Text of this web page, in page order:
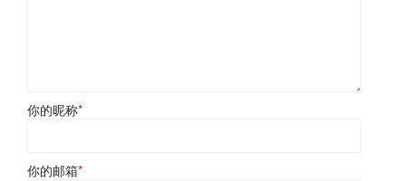
你的昵称*
你的邮箱*